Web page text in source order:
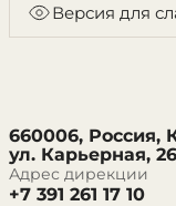
Версия для
660006, Россия,
ул. Карьерная,
Адрес дирекции
+7 391 261 17 10